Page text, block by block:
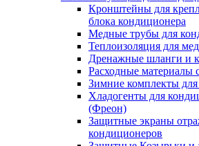
Кронштейны для
блока кондиционера
Медные трубы для
Теплоизоляция для
Дренажные шланги и
Расходные материалы
Зимние комплекты
Хладогенты для
(Фреон)
Защитные экраны
кондиционеров